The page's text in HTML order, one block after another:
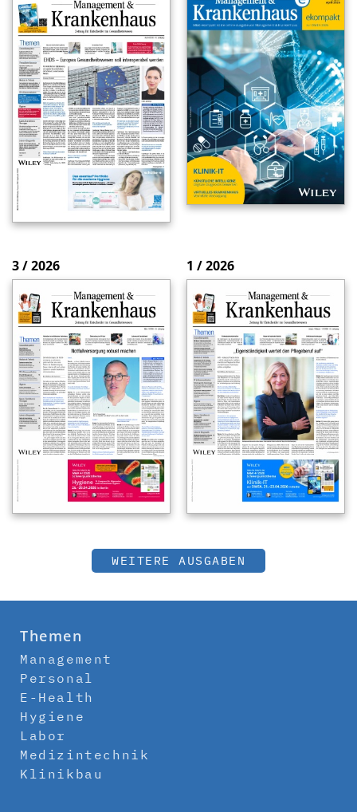
3 / 2026 1 / 2026
WEITERE AUSGABEN
Themen
Management
Personal
E-Health
Hygiene
Labor
Medizintechnik
Klinikbau